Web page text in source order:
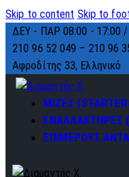
Skip to content Skip to
ΔΕΥ - ΠΑΡ 08:00 - 17:00
210 96 52 049 – 210 96
Αφροδίτης 33, Ελληνικό
ΜΙΖΕΣ
ΕΝΑΛΛΑΚΤΗΡΕΣ
ΕΠΙΜΕΡΟΥΣ